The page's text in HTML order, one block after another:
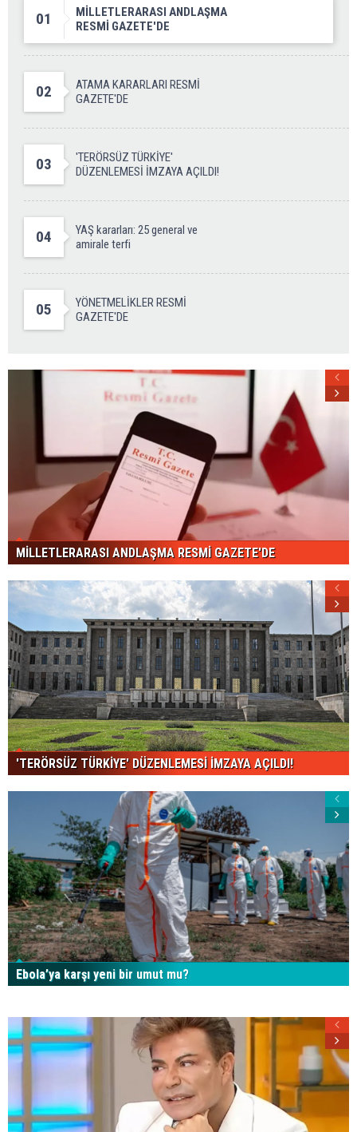
01
MİLLETLERARASI ANDLAŞMA
RESMİ GAZETE'DE
02
ATAMA KARARLARI RESMİ
GAZETE'DE
03
'TERÖRSÜZ TÜRKİYE'
DÜZENLEMESİ İMZAYA AÇILDI!
04
YAŞ kararları: 25 general ve
amirale terfi
05
YÖNETMELİKLER RESMİ
GAZETE'DE
MİLLETLERARASI ANDLAŞMA RESMİ GAZETE'DE
'TERÖRSÜZ TÜRKİYE' DÜZENLEMESİ İMZAYA AÇILDI!
Ebola’ya karşı yeni bir umut mu?